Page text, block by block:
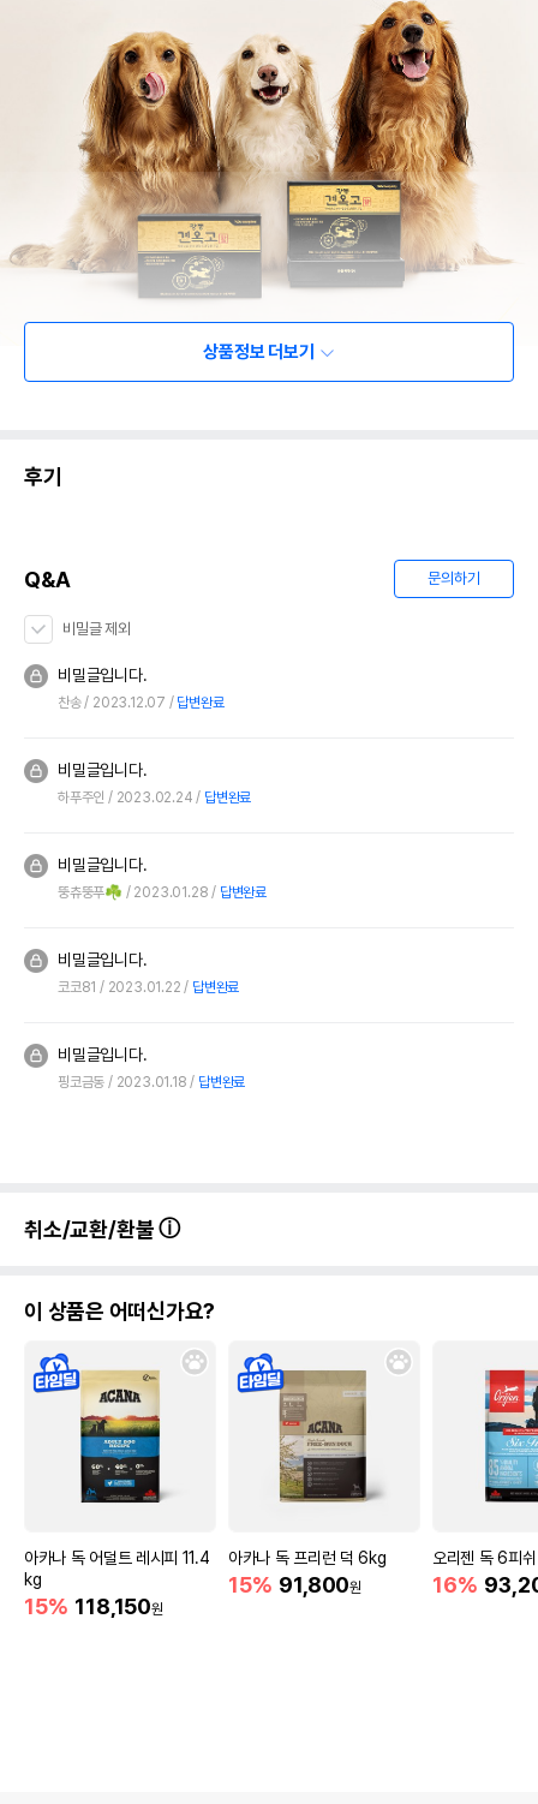
상품정보 더보기
후기
Q&A 문의하기
비밀글 제외
비밀글입니다.
찬송 2023.12.07 답변완료
비밀글입니다.
하푸주인 2023.02.24 답변완료
비밀글입니다.
뚱츄뚱푸☘️ 2023.01.28 답변완료
비밀글입니다.
코코81 2023.01.22 답변완료
비밀글입니다.
핑코금동 2023.01.18 답변완료
취소/교환/환불
이 상품은 어떠신가요?
아카나 독 어덜트 레시피 11.4
kg
15% 118,150원
아카나 독 프리런 덕 6kg
15% 91,800원
오리젠 독 6피
16%